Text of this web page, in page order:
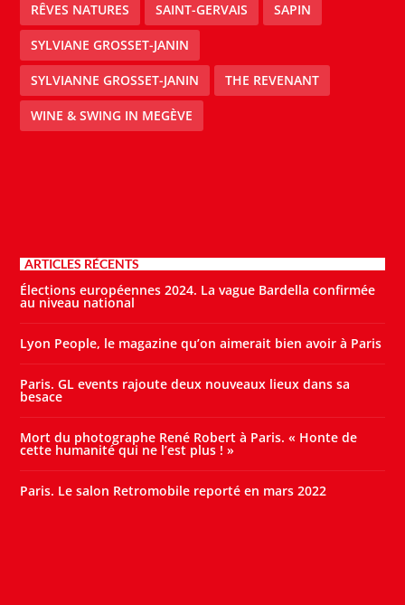
RÊVES NATURES SAINT-GERVAIS SAPIN
SYLVIANE GROSSET-JANIN
SYLVIANNE GROSSET-JANIN THE REVENANT
WINE & SWING IN MEGÈVE
ARTICLES RÉCENTS
Élections européennes 2024. La vague Bardella confirmée
au niveau national
Lyon People, le magazine qu’on aimerait bien avoir à Paris
Paris. GL events rajoute deux nouveaux lieux dans sa
besace
Mort du photographe René Robert à Paris. « Honte de
cette humanité qui ne l’est plus ! »
Paris. Le salon Retromobile reporté en mars 2022